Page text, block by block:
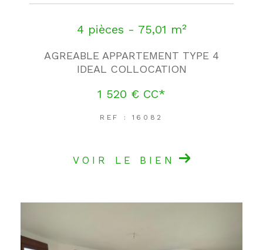
4 pièces - 75,01 m²
AGREABLE APPARTEMENT TYPE 4
IDEAL COLLOCATION
1 520 € CC*
REF : 16082
VOIR LE BIEN